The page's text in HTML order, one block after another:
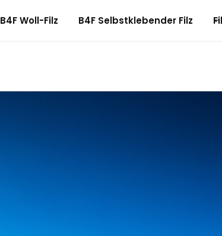
B4F Woll-Filz B4F Selbstklebender Filz